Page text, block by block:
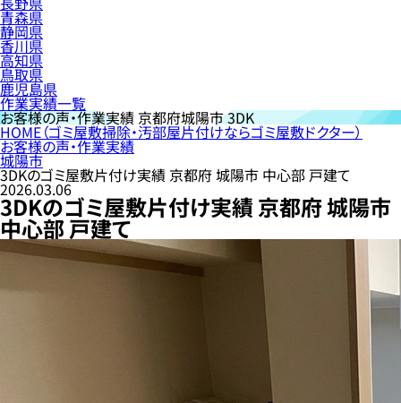
青森県
静岡県
香川県
高知県
鳥取県
鹿児島県
作業実績一覧
お客様の声・作業実績 京都府城陽市 3DK
HOME（ゴミ屋敷掃除・汚部屋片付けならゴミ屋敷ドクター）
お客様の声・作業実績
城陽市
3DKのゴミ屋敷片付け実績 京都府 城陽市 中心部 戸建て
2026.03.06
3DKのゴミ屋敷片付け実績 京都府 城陽市
中心部 戸建て